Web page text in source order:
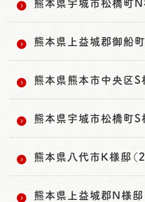
熊本県上益城郡御船
熊本県熊本市中央区S
熊本県宇城市松橋町S
熊本県八代市K様邸（
熊本県上益城郡N様邸